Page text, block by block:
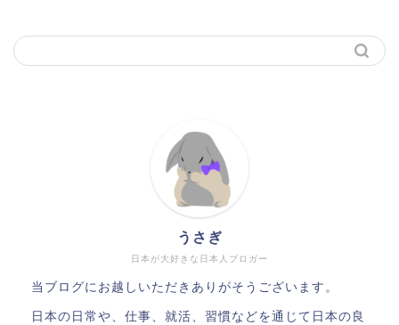
日本が大好きな日本人ブロガー
うさぎ
当ブログにお越しいただきありがそうございます。
日本の日常や、仕事、就活、習慣などを通じて日本の良